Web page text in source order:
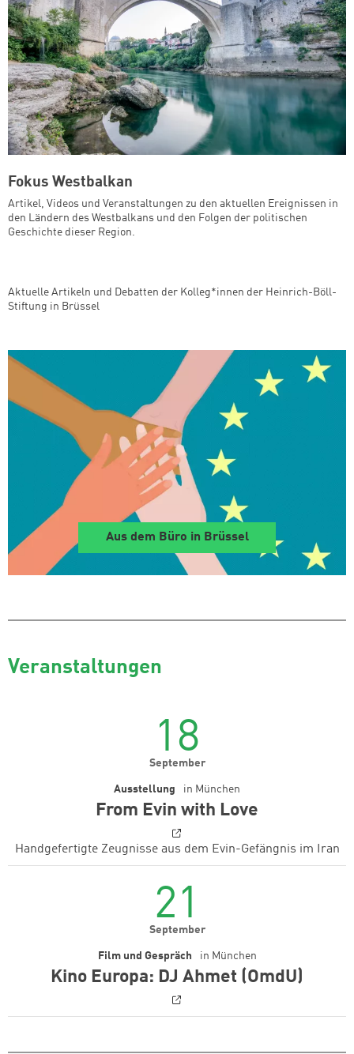
Fokus Westbalkan
Artikel, Videos und Veranstaltungen zu den aktuellen Ereignissen in
den Ländern des Westbalkans und den Folgen der politischen
Geschichte dieser Region.
Aktuelle Artikeln und Debatten der Kolleg*innen der Heinrich-Böll-
Stiftung in Brüssel
Aus dem Büro in Brüssel
Veranstaltungen
18
September
From Evin with Love
Ausstellung in München
Handgefertigte Zeugnisse aus dem Evin-Gefängnis im Iran
21
September
Kino Europa: DJ Ahmet (OmdU)
Film und Gespräch in München